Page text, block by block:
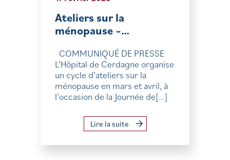
Ateliers sur la
ménopause –…
COMMUNIQUÉ DE PRESSE
L’Hôpital de Cerdagne organise
un cycle d’ateliers sur la
ménopause en mars et avril, à
l’occasion de la Journée de[...]
Lire la suite